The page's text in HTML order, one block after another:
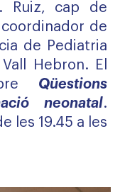
Ruiz, cap de
de
de Pediatria
Hebron. El
Qüestions
neonatal.
les 19.45 a les